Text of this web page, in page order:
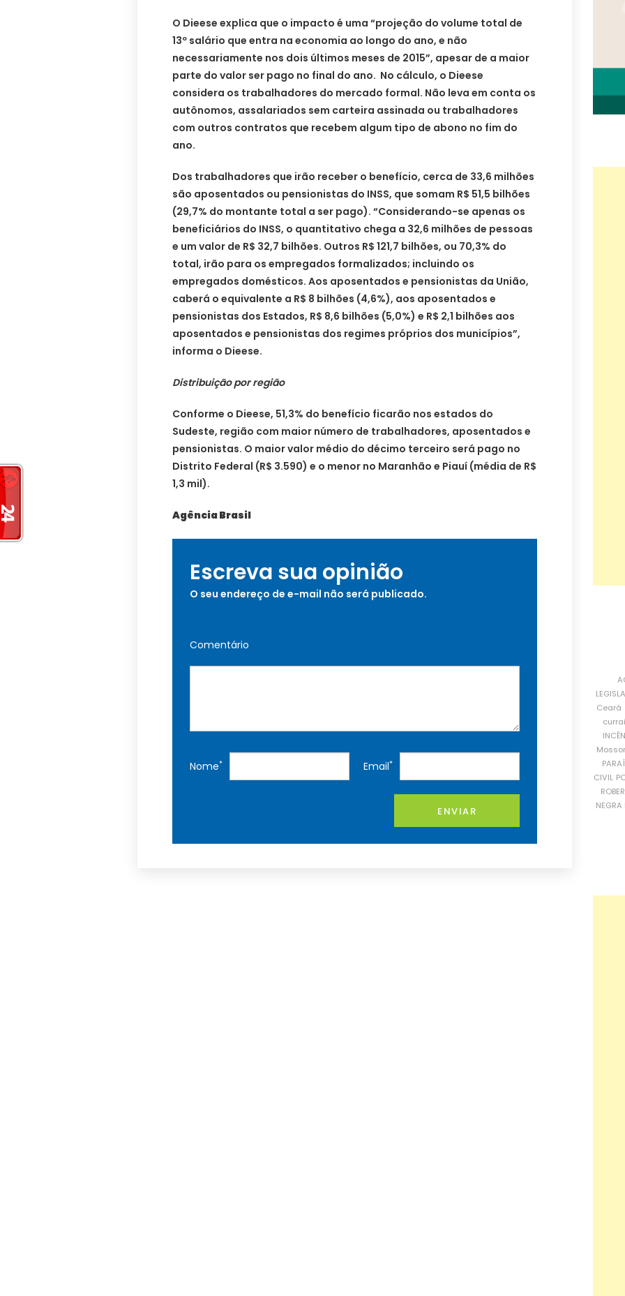
O Dieese explica que o impacto é uma “projeção do volume total de
13º salário que entra na economia ao longo do ano, e não
necessariamente nos dois últimos meses de 2015”, apesar de a maior
parte do valor ser pago no final do ano. No cálculo, o Dieese
considera os trabalhadores do mercado formal. Não leva em conta os
autônomos, assalariados sem carteira assinada ou trabalhadores
com outros contratos que recebem algum tipo de abono no fim do
ano.
Dos trabalhadores que irão receber o benefício, cerca de 33,6 milhões
são aposentados ou pensionistas do INSS, que somam R$ 51,5 bilhões
(29,7% do montante total a ser pago). “Considerando-se apenas os
beneficiários do INSS, o quantitativo chega a 32,6 milhões de pessoas
e um valor de R$ 32,7 bilhões. Outros R$ 121,7 bilhões, ou 70,3% do
total, irão para os empregados formalizados; incluindo os
empregados domésticos. Aos aposentados e pensionistas da União,
caberá o equivalente a R$ 8 bilhões (4,6%), aos aposentados e
pensionistas dos Estados, R$ 8,6 bilhões (5,0%) e R$ 2,1 bilhões aos
aposentados e pensionistas dos regimes próprios dos municípios”,
informa o Dieese.
Distribuição por região
Conforme o Dieese, 51,3% do benefício ficarão nos estados do
Sudeste, região com maior número de trabalhadores, aposentados e
pensionistas. O maior valor médio do décimo terceiro será pago no
Distrito Federal (R$ 3.590) e o menor no Maranhão e Piauí (média de R$
1,3 mil).
Agência Brasil
Escreva sua opinião
O seu endereço de e-mail não será publicado.
Comentário
Nome* Email*
ENVIAR
Ceará
CIVIL
NEGRA